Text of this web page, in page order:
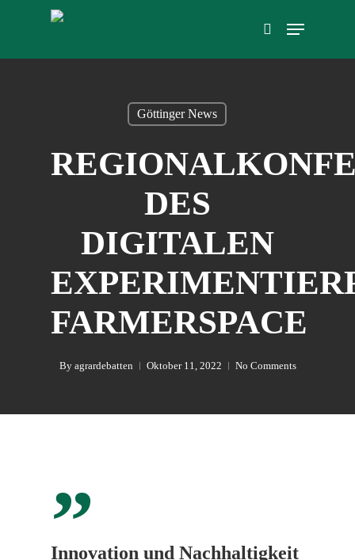
search
Menu
Göttinger News
DES
DIGITALEN
FARMERSPACE
By agrardebatten Oktober 11, 2022 No Comments
”
Innovation und Nachhaltigkeit